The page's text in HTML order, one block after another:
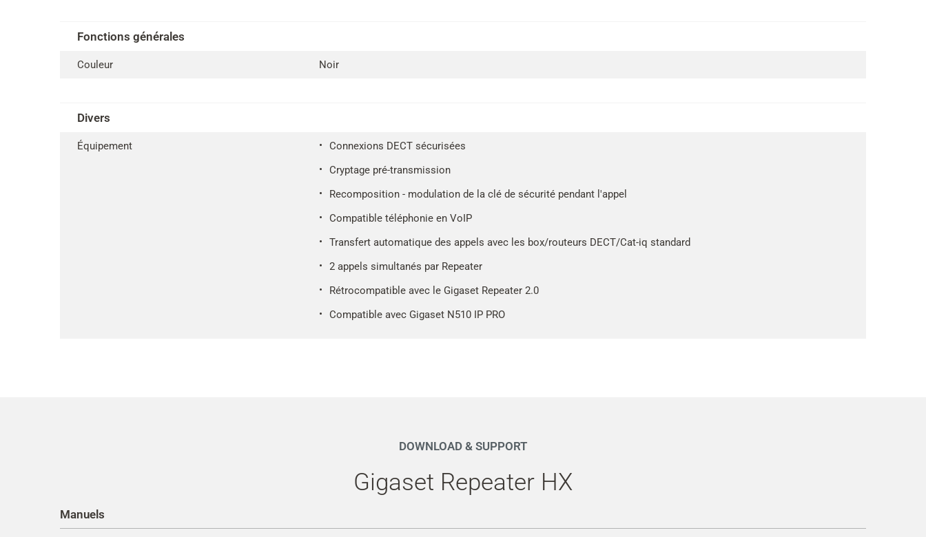
Fonctions générales
Couleur Noir
Divers
Équipement
Connexions DECT sécurisées
Cryptage pré-transmission
Recomposition - modulation de la clé de sécurité pendant l'appel
Compatible téléphonie en VoIP
Transfert automatique des appels avec les box/routeurs DECT/Cat-iq standard
2 appels simultanés par Repeater
Rétrocompatible avec le Gigaset Repeater 2.0
Compatible avec Gigaset N510 IP PRO
DOWNLOAD & SUPPORT
Gigaset Repeater HX
Manuels